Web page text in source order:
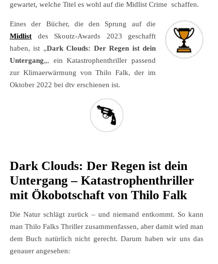
gewartet, welche Titel es wohl auf die Midlist Crime schaffen.
Eines der Bücher, die den Sprung auf die
Midlist des Skoutz-Awards 2023 geschafft
haben, ist „Dark Clouds: Der Regen ist dein
Untergang„, ein Katastrophenthriller passend
zur Klimaerwärmung von Thilo Falk, der im
Oktober 2022 bei dtv erschienen ist.
Dark Clouds: Der Regen ist dein
Untergang – Katastrophenthriller
mit Ökobotschaft von Thilo Falk
Die Natur schlägt zurück – und niemand entkommt. So kann
man Thilo Falks Thriller zusammenfassen, aber damit wird man
dem Buch natürlich nicht gerecht. Darum haben wir uns das
genauer angesehen: